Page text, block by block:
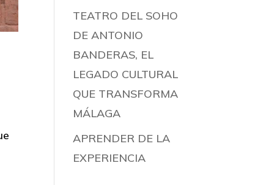
TEATRO DEL SOHO
DE ANTONIO
BANDERAS, EL
LEGADO CULTURAL
QUE TRANSFORMA
MÁLAGA
APRENDER DE LA
EXPERIENCIA